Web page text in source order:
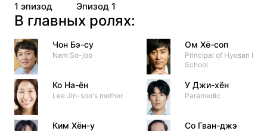
1 эпизод Эпизод 1
В главных ролях:
Чон Бэ-су
Nam So-joo
Ко На-ён
Lee Jin-soo's mother
Ким Хён-у
Ом Хё-соп
Principal of Hyosan High
School
У Джи-хён
Paramedic
Со Гван-джэ